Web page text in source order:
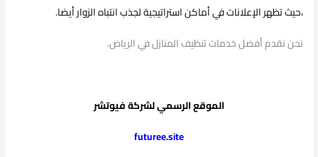
،حيث تظهر الإعلانات في أماكن استراتيجية لجذب انتباه الزوار أيضا.
نحن نقدم أفضل خدمات تنظيف المنازل في الرياض.
الموقع الرسمي لشركة فيوتشر
futuree.site